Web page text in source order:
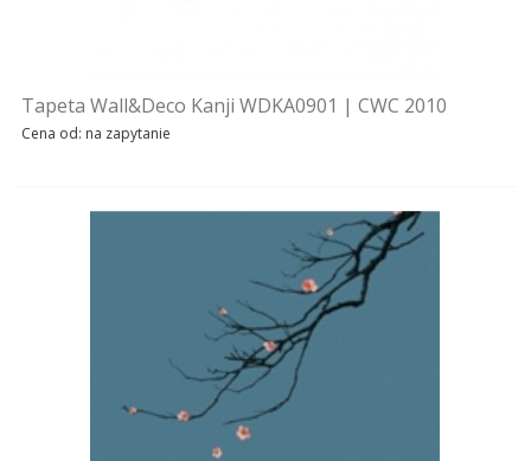
SHOWROOM
Tapeta Wall&Deco Kanji WDKA0901 | CWC 2010
Cena od: na zapytanie